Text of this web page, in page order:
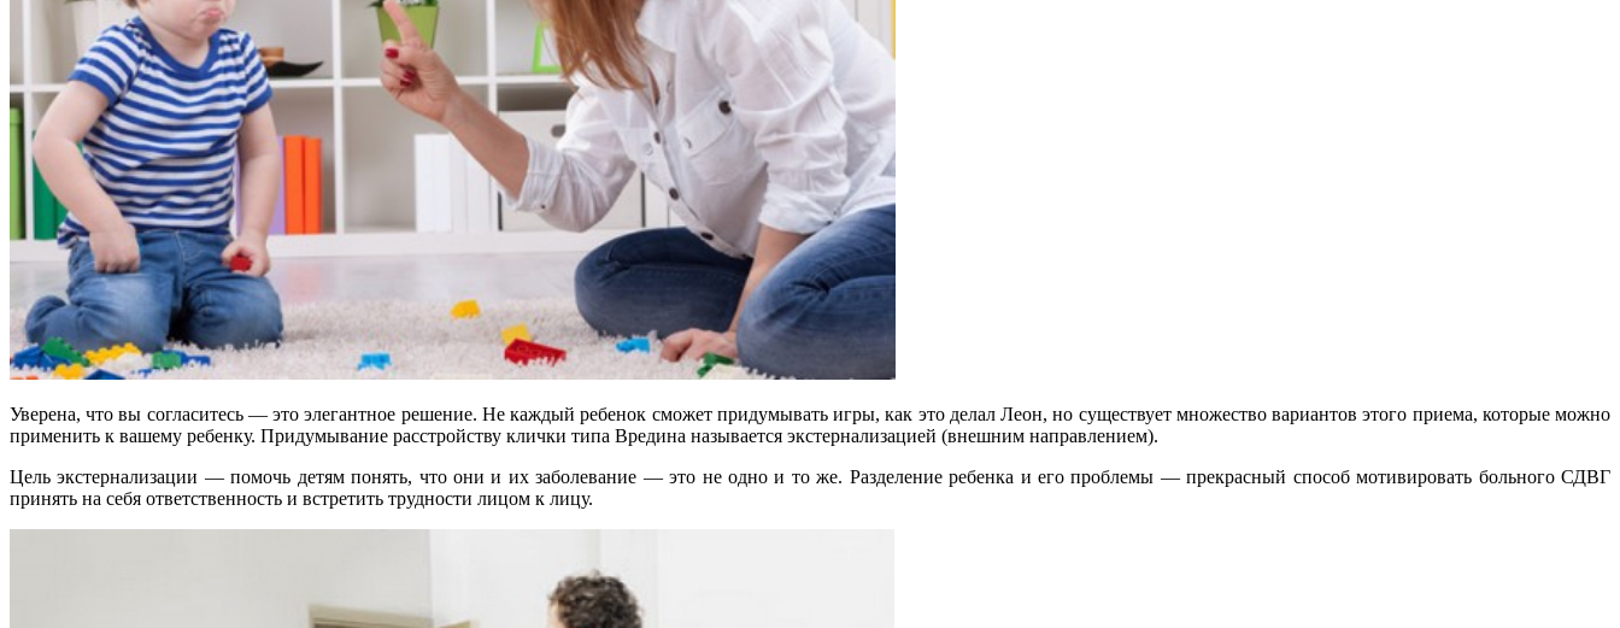
Уверена, что вы согласитесь — это элегантное решение. Не каждый ребенок сможет придумывать игры, как это делал Леон, но существует множество вариантов этого приема, которые можно
применить к вашему ребенку. Придумывание расстройству клички типа Вредина называется экстернализацией (внешним направлением).
Цель экстернализации — помочь детям понять, что они и их заболевание — это не одно и то же. Разделение ребенка и его проблемы — прекрасный способ мотивировать больного СДВГ
принять на себя ответственность и встретить трудности лицом к лицу.